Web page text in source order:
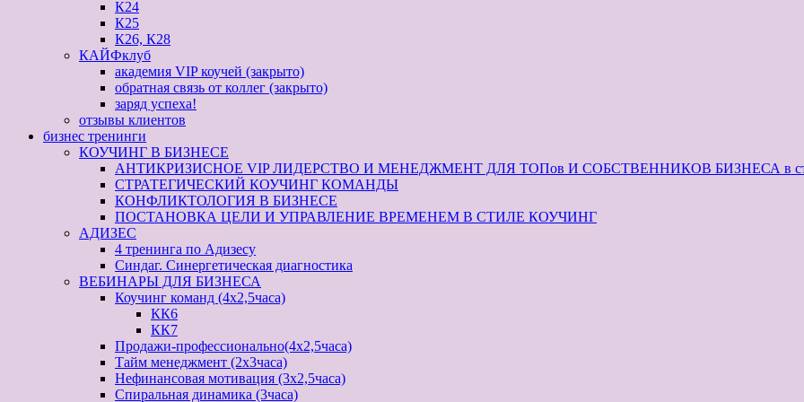
К24
К25
К26, К28
КАЙФклуб
академия VIP коучей (закрыто)
обратная связь от коллег (закрыто)
заряд успеха!
отзывы клиентов
бизнес тренинги
КОУЧИНГ В БИЗНЕСЕ
АНТИКРИЗИСНОЕ VIP ЛИДЕРСТВО И МЕНЕДЖМЕНТ ДЛЯ ТОПов И СОБСТВЕННИКОВ БИЗНЕСА в
СТРАТЕГИЧЕСКИЙ КОУЧИНГ КОМАНДЫ
КОНФЛИКТОЛОГИЯ В БИЗНЕСЕ
ПОСТАНОВКА ЦЕЛИ И УПРАВЛЕНИЕ ВРЕМЕНЕМ В СТИЛЕ КОУЧИНГ
АДИЗЕС
4 тренинга по Адизесу
Синдаг. Синергетическая диагностика
ВЕБИНАРЫ ДЛЯ БИЗНЕСА
Коучинг команд (4х2,5часа)
КК6
КК7
Продажи-профессионально(4х2,5часа)
Тайм менеджмент (2х3часа)
Нефинансовая мотивация (3х2,5часа)
Спиральная динамика (3часа)